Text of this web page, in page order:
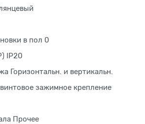
в пол 0
IP20
Горизонтальн. и вертикальн.
зажимное крепление
Прочее